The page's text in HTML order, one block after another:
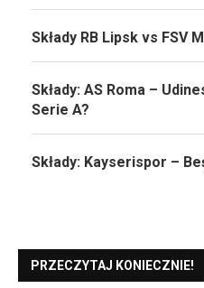
Składy RB Lipsk vs FSV
Składy: AS Roma –
Serie A?
Składy: Kayserispor –
PRZECZYTAJ KONIECZNIE!